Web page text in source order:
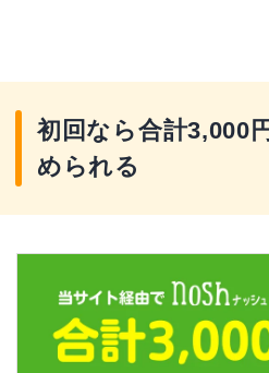
初回なら合計3,000
められる